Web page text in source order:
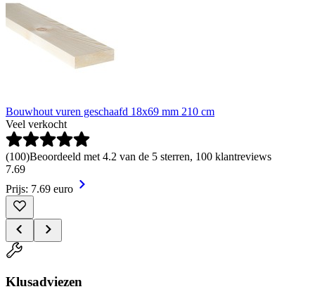
Bouwhout vuren geschaafd 18x69 mm 210 cm
Veel verkocht
(100)Beoordeeld met 4.2 van de 5 sterren, 100 klantreviews
7.69
Prijs: 7.69 euro
Klusadviezen